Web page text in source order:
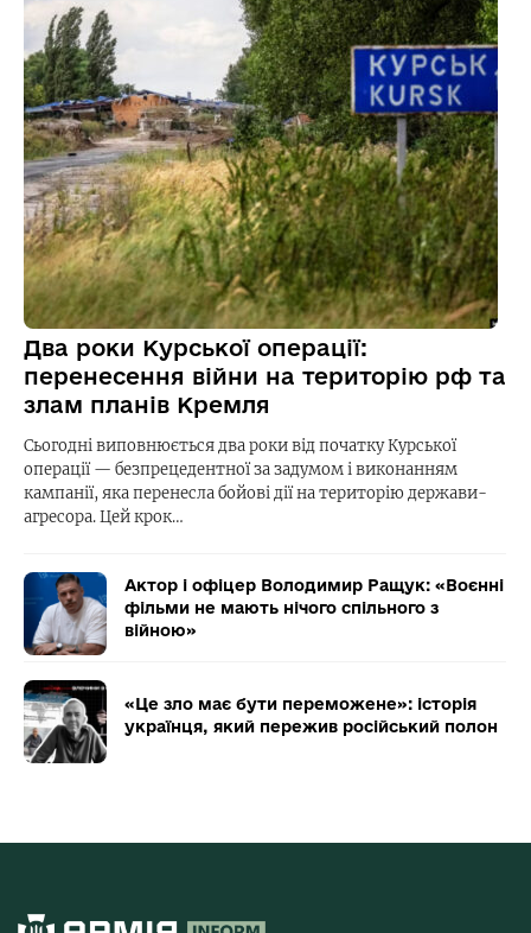
Два роки Курської операції:
перенесення війни на територію рф та
злам планів Кремля
Сьогодні виповнюється два роки від початку Курської
операції — безпрецедентної за задумом і виконанням
кампанії, яка перенесла бойові дії на територію держави-
агресора. Цей крок…
Актор і офіцер Володимир Ращук: «Воєнні
фільми не мають нічого спільного з
війною»
«Це зло має бути переможене»: історія
українця, який пережив російський полон